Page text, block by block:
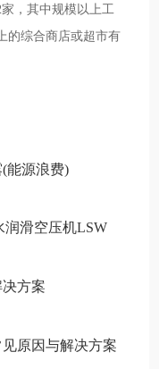
，其中规模以上工
的综合商店或超市有
能源浪费)
润滑空压机LSW
方案
原因与解决方案